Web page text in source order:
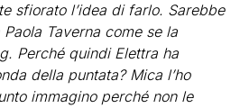
sfiorato l’idea di farlo. Sarebbe
Taverna come se la
Perché quindi Elettra ha
della puntata? Mica l’ho
immagino perché non le